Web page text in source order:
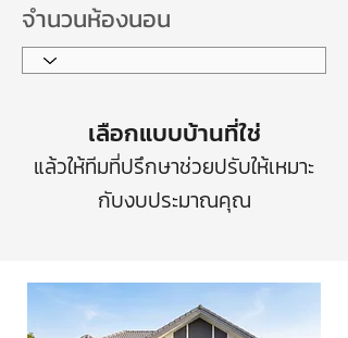
จำนวนห้องนอน
เลือกแบบบ้านที่ใช่
แล้วให้ทีมที่ปรึกษาช่วยปรับให้เหมาะ
กับงบประมาณคุณ